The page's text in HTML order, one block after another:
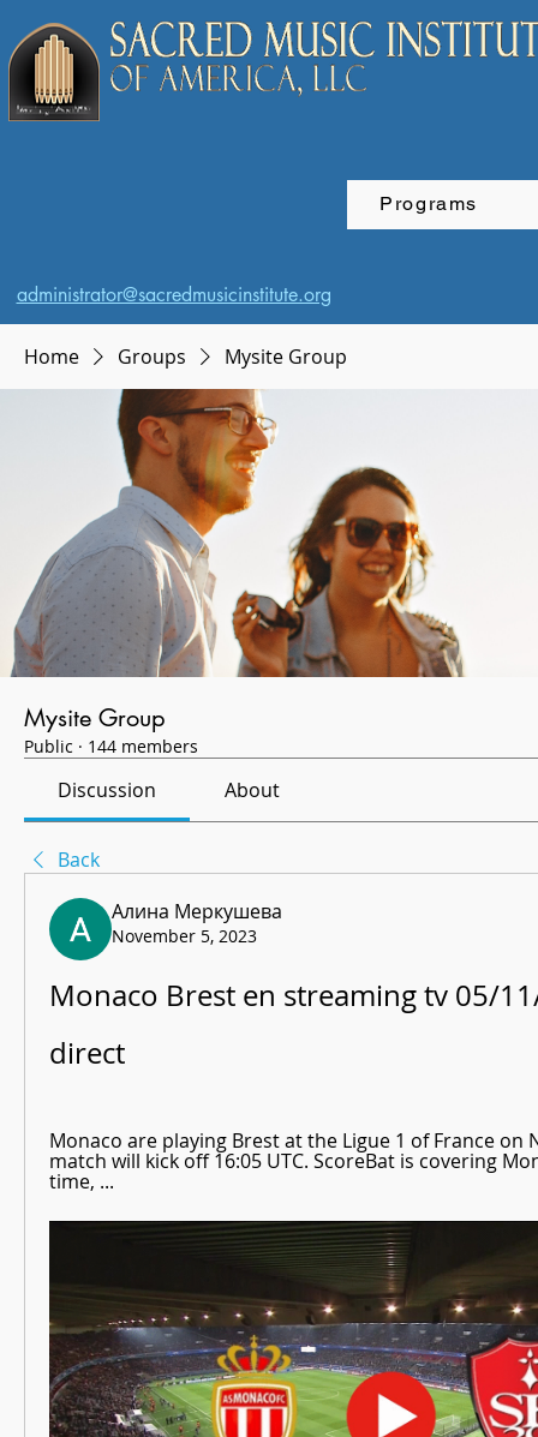
Programs
administrator@sacredmusicinstitute.org
Home Groups Mysite Group
Mysite Group
Public · 144 members
Discussion About
Back
Алина Меркушева
November 5, 2023
Monaco Brest en streaming tv 05/
direct
Monaco are playing Brest at the Ligue 1 of France on
match will kick off 16:05 UTC. ScoreBat is covering
time, ...